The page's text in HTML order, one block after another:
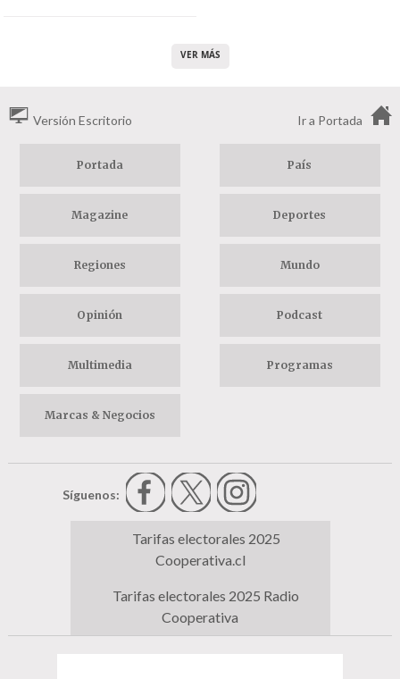
VER MÁS
Versión Escritorio Ir a Portada
Portada País
Magazine Deportes
Regiones Mundo
Opinión Podcast
Multimedia Programas
Marcas & Negocios
Síguenos:
Tarifas electorales 2025
Cooperativa.cl
Tarifas electorales 2025 Radio
Cooperativa